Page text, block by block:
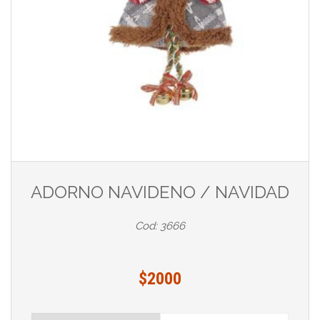
ADORNO NAVIDENO / NAVIDAD
Cod: 3666
$2000